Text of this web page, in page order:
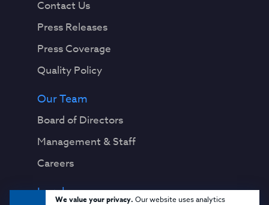
We value your privacy. Our website uses analytics
Contact Us
Press Releases
Press Coverage
Quality Policy
Our Team
Board of Directors
Management & Staff
Careers
Legal